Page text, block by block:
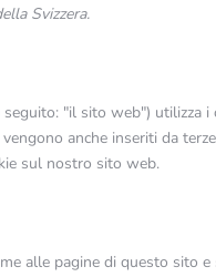
Svizzera.
seguito: "il sito web") utilizza
anche inseriti da
sul nostro sito web.
alle pagine di questo sito